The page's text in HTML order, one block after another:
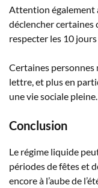
Attention également
déclencher certaines
respecter les 10
Certaines personnes
lettre, et plus en
une vie sociale pleine.
Conclusion
Le régime liquide
périodes de fêtes et
encore à l’aube de